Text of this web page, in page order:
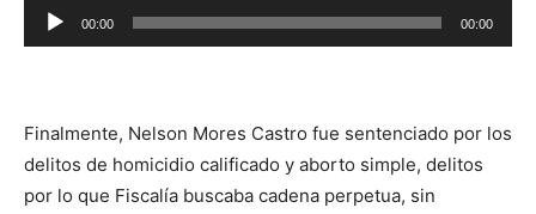
Reproductor
de
00:00 00:00
Finalmente, Nelson Mores Castro fue sentenciado por los
delitos de homicidio calificado y aborto simple, delitos
por lo que Fiscalía buscaba cadena perpetua, sin